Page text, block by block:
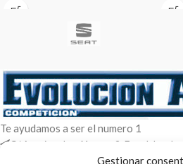
Gestionar
Te ayudamos a ser el numero 1
C/ Arquimedes 61 nave 2. Fuenlabrada
WhatsApp +34 670604426